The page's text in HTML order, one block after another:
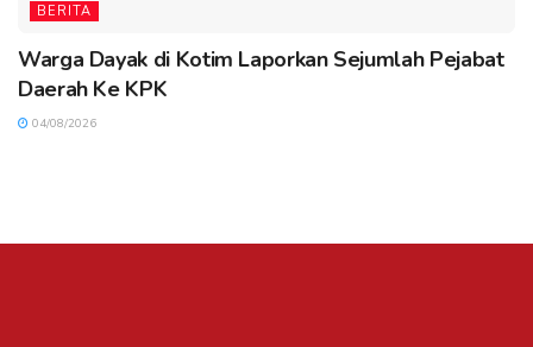
BERITA
Warga Dayak di Kotim Laporkan Sejumlah Pejabat
Daerah Ke KPK
04/08/2026